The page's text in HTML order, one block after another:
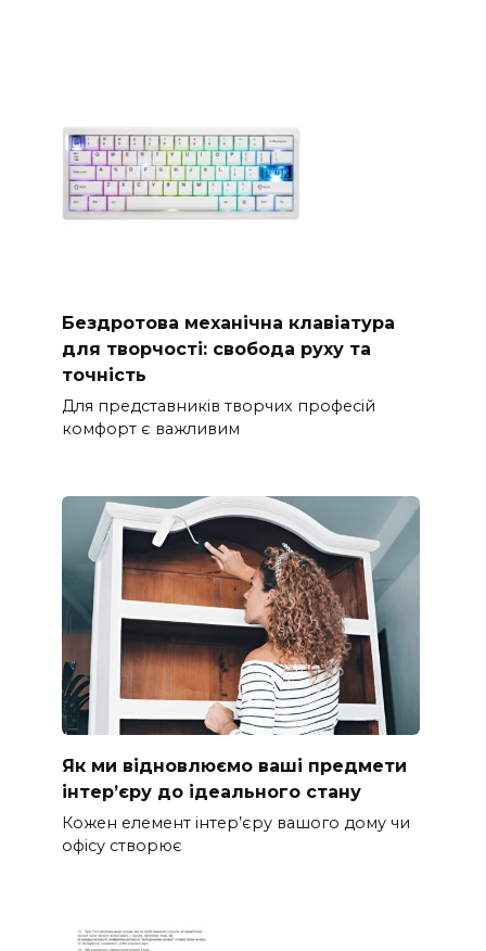
Бездротова механічна клавіатура
для творчості: свобода руху та
точність
Для представників творчих професій
комфорт є важливим
Як ми відновлюємо ваші предмети
інтер’єру до ідеального стану
Кожен елемент інтер’єру вашого дому чи
офісу створює